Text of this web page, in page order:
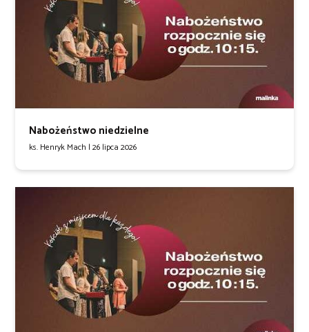
Nabożeństwo niedzielne
ks. Henryk Mach | 26 lipca 2026